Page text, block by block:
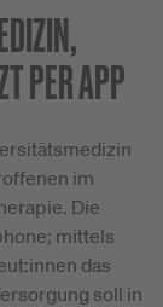
PER APP
im
Die
mittels
das
soll in